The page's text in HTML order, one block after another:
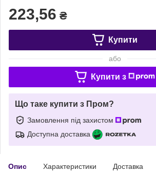
223,56 ₴
Купити
або
Купити з
Що таке купити з Пром?
Замовлення під захистом
Доступна доставка
Опис Характеристики Доставка